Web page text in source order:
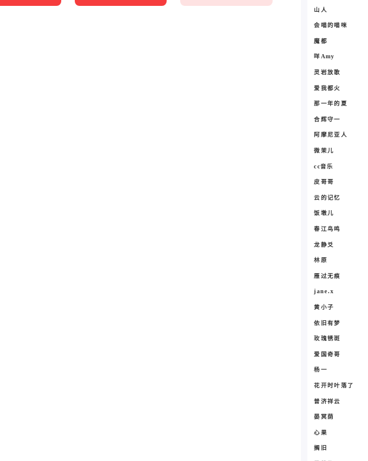
山人
会喵的喵咪
魔都
咩Amy
灵岩放歌
爱我都火
那一年的夏
合辉守一
阿摩尼亚人
微茉儿
cc音乐
皮哥哥
云的记忆
饭墩儿
春江鸟鸣
龙静爻
林原
雁过无痕
jane.x
黄小子
依旧有梦
玫瑰锈斑
爱国奇哥
杨一
花开时叶落了
普济祥云
晏冥荫
心果
搁旧